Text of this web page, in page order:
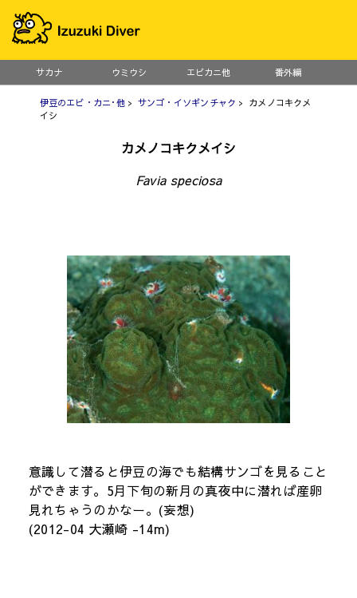
サカナ ウミウシ エビカニ他 番外編
伊豆のエビ・カニ･他> サンゴ・イソギンチャク > カメノコキクメ
イシ
カメノコキクメイシ
Favia speciosa
意識して潜ると伊豆の海でも結構サンゴを見ること
ができます。5月下旬の新月の真夜中に潜れば産卵
見れちゃうのかなー。(妄想)
(2012-04 大瀬崎 -14m)